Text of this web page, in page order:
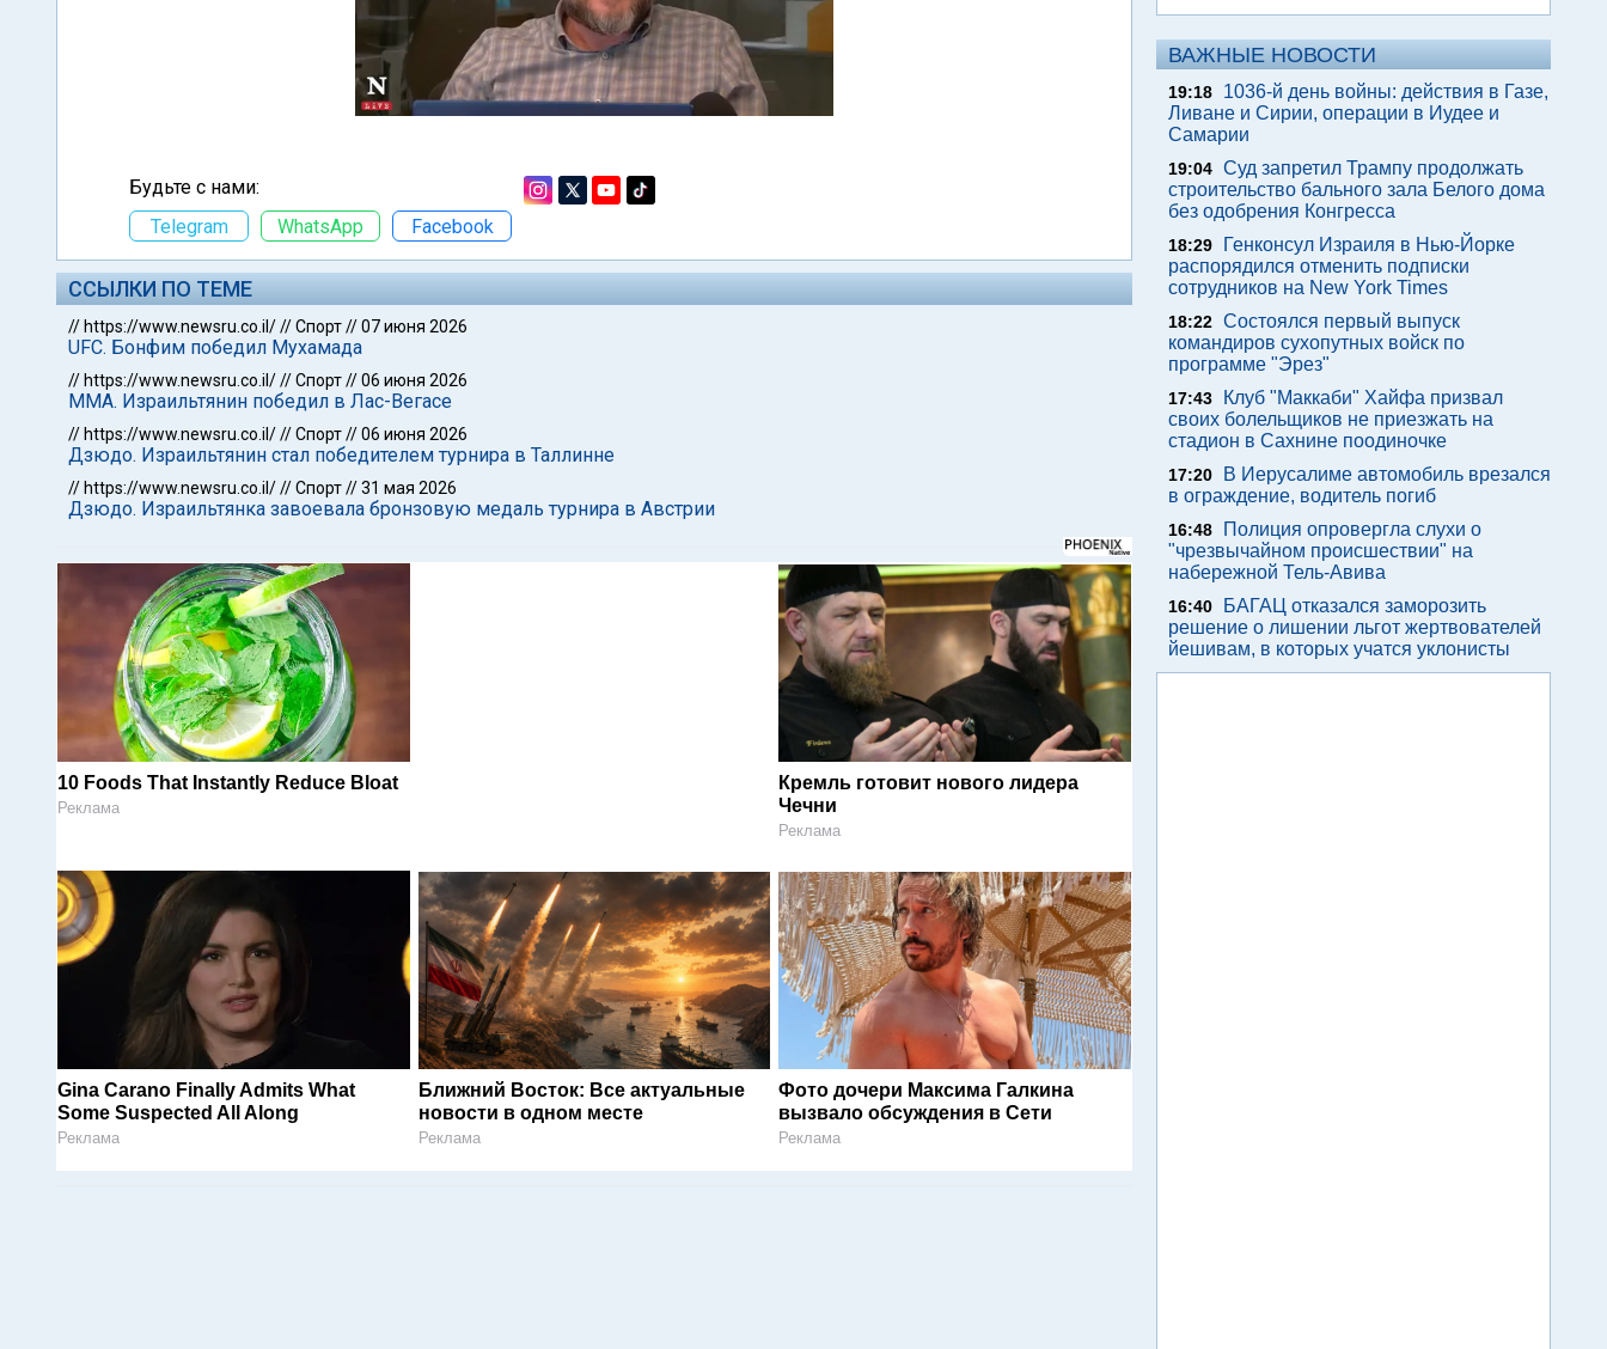
Будьте с нами:
Telegram
WhatsApp Facebook
ССЫЛКИ ПО ТЕМЕ
// https://www.newsru.co.il///Спорт//07 июня 2026
UFC. Бонфим победил Мухамада
// https://www.newsru.co.il///Спорт//06 июня 2026
ММА. Израильтянин победил в Лас-Вегасе
// https://www.newsru.co.il///Спорт//06 июня 2026
Дзюдо. Израильтянин стал победителем турнира в Таллинне
// https://www.newsru.co.il///Спорт//31 мая 2026
Дзюдо. Израильтянка завоевала бронзовую медаль турнира в Австрии
10 Foods That Instantly Reduce Bloat
Реклама
Кремль готовит нового лидера
Чечни
Реклама
Gina Carano Finally Admits What
Some Suspected All Along
Реклама
Ближний Восток: Все актуальные
новости в одном месте
Реклама
Фото дочери Максима Галкина
вызвало обсуждения в Сети
Реклама
ВАЖНЫЕ НОВОСТИ
19:18
1036-й день войны: действия в Газе,
Ливане и Сирии, операции в Иудее и
Самарии
19:04 Суд запретил Трампу продолжать
строительство бального зала Белого дома
без одобрения Конгресса
18:29
Генконсул Израиля в Нью-Йорке
распорядился отменить подписки
сотрудников на New York Times
18:22 Состоялся первый выпуск
командиров сухопутных войск по
программе "Эрез"
17:43
Клуб "Маккаби" Хайфа призвал
своих болельщиков не приезжать на
стадион в Сахнине поодиночке
17:20
В Иерусалиме автомобиль врезался
в ограждение, водитель погиб
16:48
Полиция опровергла слухи о
"чрезвычайном происшествии" на
набережной Тель-Авива
16:40
БАГАЦ отказался заморозить
решение о лишении льгот жертвователей
йешивам, в которых учатся уклонисты